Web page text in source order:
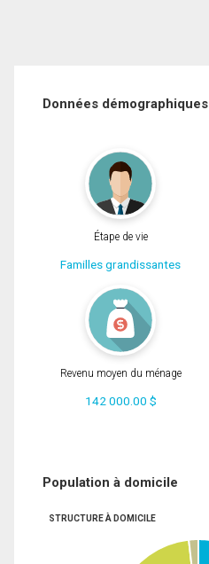
Données démographiques
Étape de vie
Familles grandissantes
Revenu moyen du ménage
142 000.00 $
Population à domicile
STRUCTURE À DOMICILE